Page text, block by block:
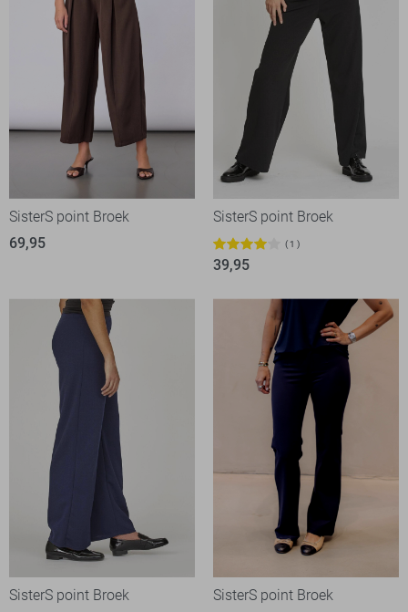
SisterS point Broek
69,95
SisterS point Broek
1
39,95
SisterS point Broek
SisterS point Broek